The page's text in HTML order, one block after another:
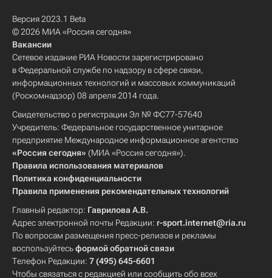
Версия 2023.1 Beta
© 2026 МИА «Россия сегодня»
Вакансии
Сетевое издание РИА Новости зарегистрировано
в Федеральной службе по надзору в сфере связи,
информационных технологий и массовых коммуникаций
(Роскомнадзор) 08 апреля 2014 года.
Свидетельство о регистрации Эл № ФС77-57640
Учредитель: Федеральное государственное унитарное
предприятие Международное информационное агентство
«Россия сегодня» (МИА «Россия сегодня»).
Правила использования материалов
Политика конфиденциальности
Правила применения рекомендательных технологий
Главный редактор: Гаврилова А.В.
Адрес электронной почты Редакции: r-sport.internet@ria.ru
По вопросам размещения пресс-релизов и рекламы
воспользуйтесьформой обратной связи
Телефон Редакции: 7 (495) 645-6601
Чтобы связаться с редакцией или сообщить обо всех